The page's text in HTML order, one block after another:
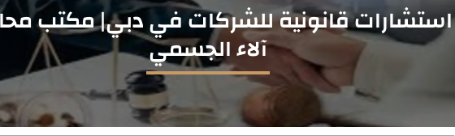
استشارات قانونية للشركات في دبي| مكتب
آلاء الجسمي